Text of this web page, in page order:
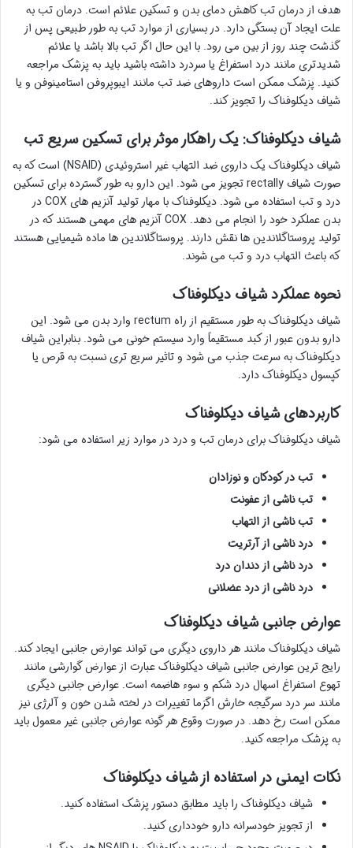
هدف از درمان تب کاهش دمای بدن و تسکین علائم است. درمان تب به
علت ایجاد آن بستگی دارد. در بسیاری از موارد تب به طور طبیعی پس از
گذشت چند روز از بین می رود. با این حال اگر تب بالا باشد یا علائم
شدیدتری مانند درد استفراغ یا سردرد داشته باشید باید به پزشک مراجعه
کنید. پزشک ممکن است داروهای ضد تب مانند ایبوپروفن استامینوفن و یا
شیاف دیکلوفناک را تجویز کند.
شیاف دیکلوفناک: یک راهکار موثر برای تسکین سریع تب
شیاف دیکلوفناک یک داروی ضد التهاب غیر استروئیدی (NSAID) است که به
صورت شیاف rectally تجویز می شود. این دارو به طور گسترده برای تسکین
درد و تب استفاده می شود. دیکلوفناک با مهار تولید آنزیم های COX در
بدن عملکرد خود را انجام می دهد. COX آنزیم های مهمی هستند که در
تولید پروستاگلاندین ها نقش دارند. پروستاگلاندین ها ماده شیمیایی هستند
که باعث التهاب درد و تب می شوند.
نحوه عملکرد شیاف دیکلوفناک
شیاف دیکلوفناک به طور مستقیم از راه rectum وارد بدن می شود. این
دارو بدون عبور از کبد مستقیماً وارد سیستم خونی می شود. بنابراین شیاف
دیکلوفناک به سرعت جذب می شود و تاثیر سریع تری نسبت به قرص یا
کپسول دیکلوفناک دارد.
کاربردهای شیاف دیکلوفناک
شیاف دیکلوفناک برای درمان تب و درد در موارد زیر استفاده می شود:
تب در کودکان و نوزادان
تب ناشی از عفونت
تب ناشی از التهاب
درد ناشی از آرتریت
درد ناشی از دندان درد
درد ناشی از درد عضلانی
عوارض جانبی شیاف دیکلوفناک
شیاف دیکلوفناک مانند هر داروی دیگری می تواند عوارض جانبی ایجاد کند.
رایج ترین عوارض جانبی شیاف دیکلوفناک عبارت از عوارض گوارشی مانند
تهوع استفراغ اسهال درد شکم و سوء هاضمه است. عوارض جانبی دیگری
مانند سر درد سرگیجه خارش اگزما تغییرات در لخته شدن خون و آلرژی نیز
ممکن است رخ دهد. در صورت وقوع هر گونه عوارض جانبی غیر معمول باید
به پزشک مراجعه کنید.
نکات ایمنی در استفاده از شیاف دیکلوفناک
شیاف دیکلوفناک را باید مطابق دستور پزشک استفاده کنید.
از تجویز خودسرانه دارو خودداری کنید.